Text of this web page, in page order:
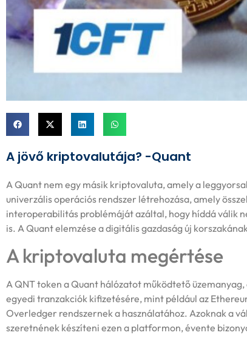
A jövő kriptovalutája? -Quant
A Quant nem egy másik kriptovaluta, amely a
univerzális operációs rendszer létrehozása, amely
interoperabilitás problémáját azáltal, hogy híddá válik
is. A Quant elemzése a digitális gazdaság új
A kriptovaluta megértése
A QNT token a Quant hálózatot működtető
egyedi tranzakciók kifizetésére, mint például az
Overledger rendszernek a használatához. Azoknak a
szeretnének készíteni ezen a platformon, évente